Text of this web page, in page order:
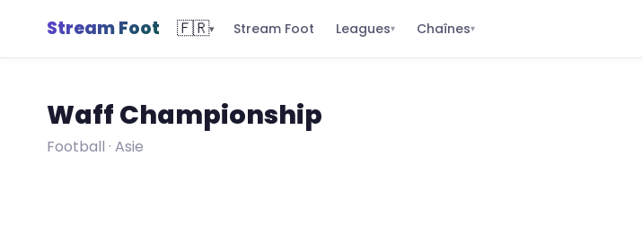
Stream Foot 🇫🇷▾ Stream Foot Leagues▾ Chaînes▾
Waff Championship
Football · Asie